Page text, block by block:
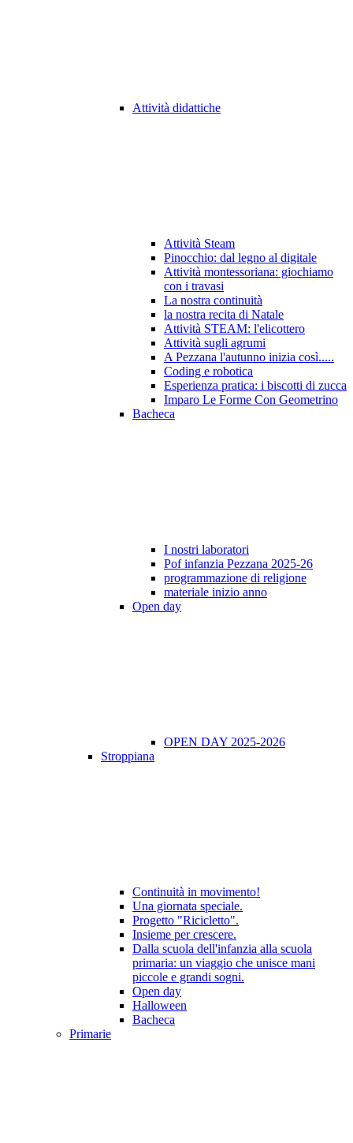
Attività didattiche
Attività Steam
Pinocchio: dal legno al digitale
Attività montessoriana: giochiamo
con i travasi
La nostra continuità
la nostra recita di Natale
Attività STEAM: l'elicottero
Attività sugli agrumi
A Pezzana l'autunno inizia così.....
Coding e robotica
Esperienza pratica: i biscotti di zucca
Imparo Le Forme Con Geometrino
Bacheca
I nostri laboratori
Pof infanzia Pezzana 2025-26
programmazione di religione
materiale inizio anno
Open day
OPEN DAY 2025-2026
Stroppiana
Continuità in movimento!
Una giornata speciale.
Progetto "Ricicletto".
Insieme per crescere.
Dalla scuola dell'infanzia alla scuola
primaria: un viaggio che unisce mani
piccole e grandi sogni.
Open day
Halloween
Bacheca
Primarie